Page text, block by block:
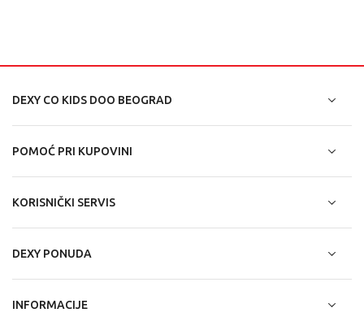
DEXY CO KIDS DOO BEOGRAD
POMOĆ PRI KUPOVINI
KORISNIČKI SERVIS
DEXY PONUDA
INFORMACIJE